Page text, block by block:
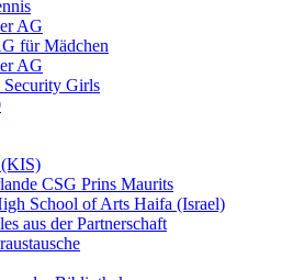
AG
für Mädchen
AG
Girls
CSG Prins Maurits
School of Arts Haifa (Israel)
aus der Partnerschaft